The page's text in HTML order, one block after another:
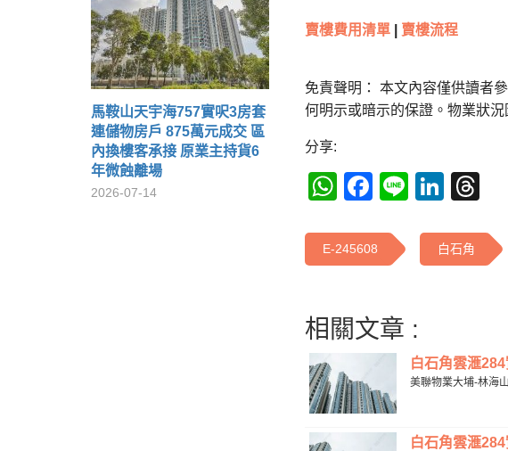
馬鞍山天宇海757實呎3房套
連儲物房戶 875萬元成交 區
內換樓客承接 原業主持貨6
年微蝕離場
2026-07-14
賣樓費用清單 賣樓流程
免責聲明： 本文內容僅供讀者
何明示或暗示的保證。物業狀
分享:
WhatsApp
Facebook
Line
E-245608 白石角
相關文章 :
白石角雲滙
美聯物業大埔-林海
白石角雲滙